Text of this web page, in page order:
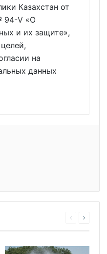
Казахстан от
94-V «О
и их защите»,
на
данных